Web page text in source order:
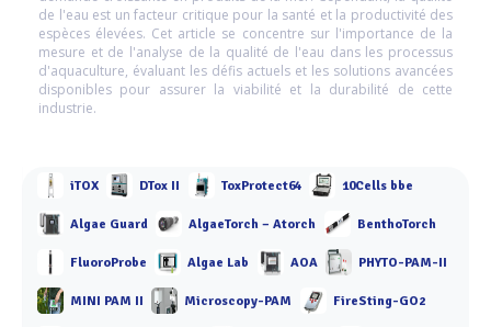
de l'eau est un facteur critique pour la santé et la productivité des
espèces élevées. Cet article se concentre sur l'importance de la
mesure et de l'analyse de la qualité de l'eau dans les processus
d'aquaculture, évaluant les défis actuels et les solutions avancées
disponibles pour assurer la viabilité et la durabilité de cette
industrie.
iTOX DTox II ToxProtect64 10Cells bbe
Algae Guard AlgaeTorch – Atorch BenthoTorch
FluoroProbe Algae Lab AOA PHYTO-PAM-II
MINI PAM II Microscopy-PAM FireSting-GO2